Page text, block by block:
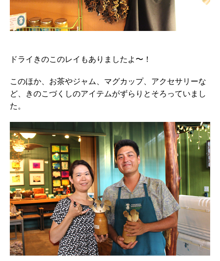
ドライきのこのレイもありましたよ〜！
このほか、お茶やジャム、マグカップ、アクセサリーな
ど、きのこづくしのアイテムがずらりとそろっていまし
た。